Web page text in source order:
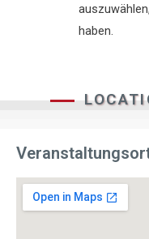
haben.